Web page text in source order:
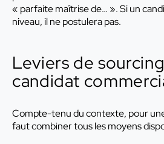
« parfaite maîtrise de… ». Si un
niveau, il ne postulera pas.
Leviers de
candidat
Compte-tenu du contexte, pour
faut combiner tous les moyens